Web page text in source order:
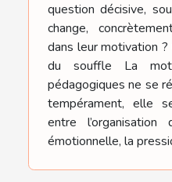
question décisive,
change,
dans leur motivation
du souffle La
pédagogiques ne se
tempérament, elle
entre
émotionnelle, la